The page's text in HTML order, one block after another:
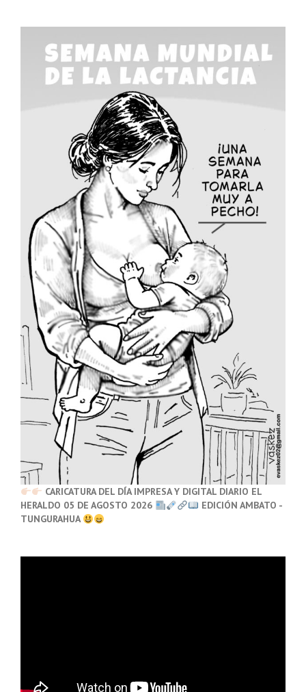
CARICATURA DEL DÍA IMPRESA Y DIGITAL DIARIO EL
HERALDO 05 DE AGOSTO 2026
EDICIÓN AMBATO -
TUNGURAHUA